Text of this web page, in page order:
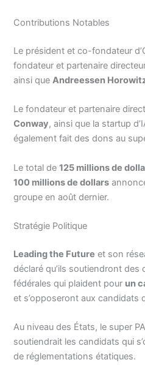
Contributions Notables
Le président et co-fondateur
fondateur et partenaire
ainsi queAndreessen
Le fondateur et partenaire
Conway, ainsi que la startup
également fait des dons au
Le total de125 millions de
100 millions de dollars
groupe en août dernier.
Stratégie Politique
Leading the Future et son
déclaré qu’ils soutiendront
fédérales qui plaident pour un
et s’opposeront aux candidats
Au niveau des États, le super
soutiendrait les candidats qui
de réglementations étatiques.